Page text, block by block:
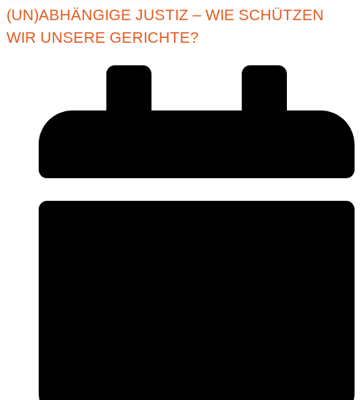
(UN)ABHÄNGIGE JUSTIZ – WIE SCHÜTZEN
WIR UNSERE GERICHTE?